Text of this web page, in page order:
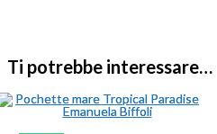
Ti potrebbe interessare…